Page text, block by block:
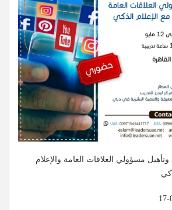
وتأهيل مسؤولي العلاقات العامة والإعلام